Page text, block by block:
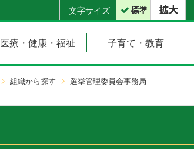
文字サイズ
医療・健康・福祉 子育て・教育
組織から探す 選挙管理委員会事務局